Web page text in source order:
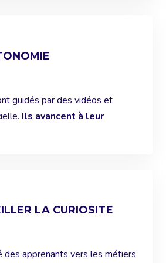
guidés par des vidéos et
Ils avancent à leur
LA CURIOSITE
des apprenants vers les métiers